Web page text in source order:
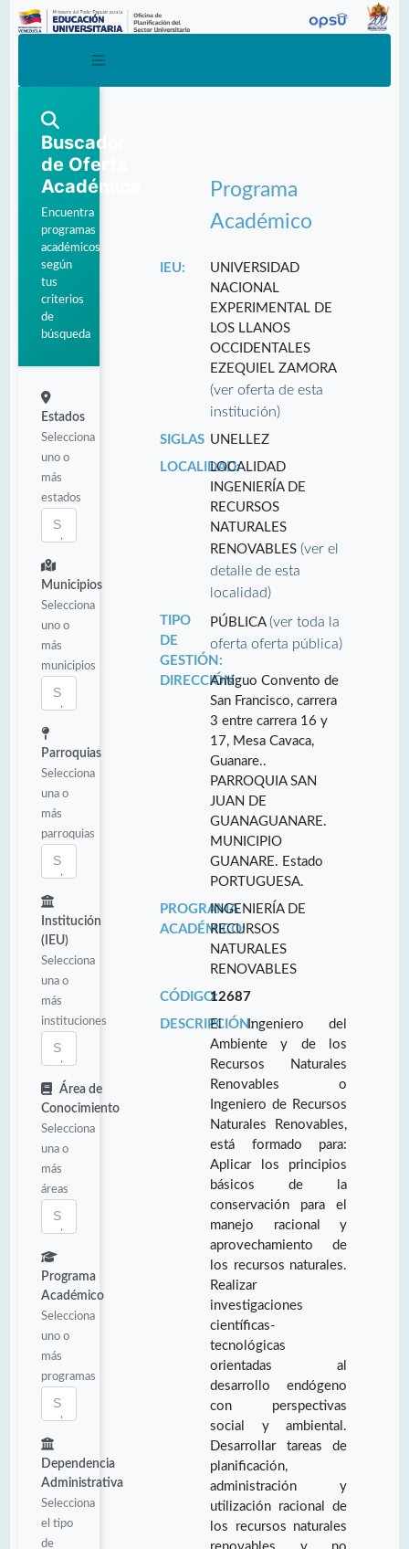
Buscador
de Oferta
Académica
Encuentra
programas
académicos
según
tus
criterios
de
búsqueda
Estados
Selecciona
uno o
más
estados
Municipios
Selecciona
uno o
más
municipios
Parroquias
Selecciona
una o
más
parroquias
Institución
(IEU)
Selecciona
una o
más
instituciones
Área de
Conocimiento
Selecciona
una o
más
áreas
Programa
Académico
Selecciona
uno o
más
programas
Dependencia
Administrativa
Selecciona
el tipo
de
Programa
Académico
IEU:
UNIVERSIDAD
NACIONAL
EXPERIMENTAL DE
LOS LLANOS
OCCIDENTALES
EZEQUIEL ZAMORA
(ver oferta de esta
institución)
SIGLAS UNELLEZ
LOCALIDAD:LOCALIDAD
INGENIERÍA DE
RECURSOS
NATURALES
RENOVABLES(ver el
detalle de esta
localidad)
TIPO
DE
GESTIÓN:
PÚBLICA(ver toda la
oferta oferta pública)
DIRECCIÓN:Antiguo Convento de
San Francisco, carrera
3 entre carrera 16 y
17, Mesa Cavaca,
Guanare..
PARROQUIA SAN
JUAN DE
GUANAGUANARE.
MUNICIPIO
GUANARE. Estado
PORTUGUESA.
PROGRAMA
ACADÉMICO:
INGENIERÍA DE
RECURSOS
NATURALES
RENOVABLES
CÓDIGO:12687
DESCRIPCIÓN:El Ingeniero del
Ambiente y de los
Recursos Naturales
Renovables o
Ingeniero de Recursos
Naturales Renovables,
está formado para:
Aplicar los principios
básicos de la
conservación para el
manejo racional y
aprovechamiento de
los recursos naturales.
Realizar
investigaciones
científicas-
tecnológicas
orientadas al
desarrollo endógeno
con perspectivas
social y ambiental.
Desarrollar tareas de
planificación,
administración y
utilización racional de
los recursos naturales